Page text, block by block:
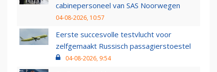
cabinepersoneel van SAS Noorwegen
04-08-2026, 10:57
Eerste succesvolle testvlucht voor
zelfgemaakt Russisch passagierstoestel
04-08-2026, 9:54